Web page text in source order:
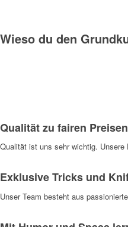
Wieso du den
Qualität zu fairen Preisen
Qualität ist uns sehr wichtig.
Exklusive Tricks und
Unser Team besteht aus